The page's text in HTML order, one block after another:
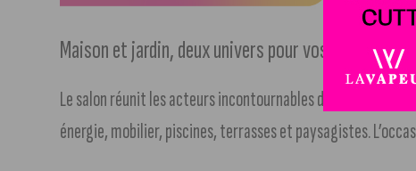
Maison et jardin, deux univers pour vos projets
Le salon réunit les acteurs incontournables de l’habitat et
énergie, mobilier, piscines, terrasses et paysagistes.